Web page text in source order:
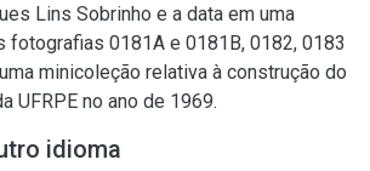
Lins Sobrinho e a data em uma
fotografias 0181A e 0181B, 0182, 0183
minicoleção relativa à construção do
UFRPE no ano de 1969.
idioma